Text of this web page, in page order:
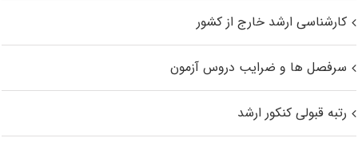
کارشناسی ارشد خارج از کشور
سرفصل ها و ضرایب دروس آزمون
رتبه قبولی کنکور ارشد